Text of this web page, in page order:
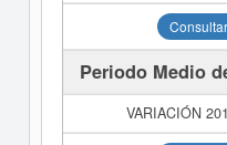
Consultar
Periodo Medio